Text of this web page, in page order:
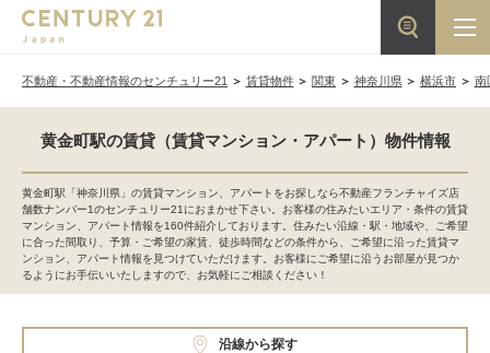
不動産・不動産情報のセンチュリー21 賃貸物件 関東 神奈川県 横浜市 南
黄金町駅の賃貸（賃貸マンション・アパート）物件情報
黄金町駅「神奈川県」の賃貸マンション、アパートをお探しなら不動産フランチャイズ店
舗数ナンバー1のセンチュリー21におまかせ下さい。お客様の住みたいエリア・条件の賃貸
マンション、アパート情報を160件紹介しております。住みたい沿線・駅・地域や、ご希望
に合った間取り、予算・ご希望の家賃、徒歩時間などの条件から、ご希望に沿った賃貸マ
ンション、アパート情報を見つけていただけます。お客様にご希望に沿うお部屋が見つか
るようにお手伝いいたしますので、お気軽にご相談ください！
沿線から探す